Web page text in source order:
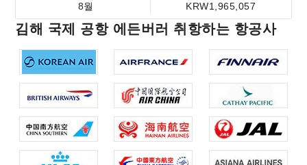
8월
KRW1,965,057
김해 국제 공항 에든버러 취항하는 항공사